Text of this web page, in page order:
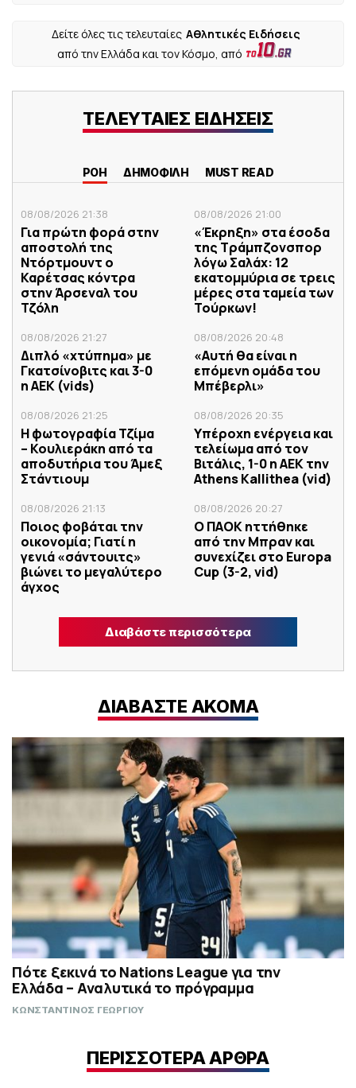
Δείτε όλες τις τελευταίες Αθλητικές Ειδήσεις
από την Ελλάδα και τον Κόσμο, από
ΤΕΛΕΥΤΑΙΕΣ ΕΙΔΗΣΕΙΣ
ΡΟΗ ΔΗΜΟΦΙΛΗ MUST READ
08/08/2026 21:38
Για πρώτη φορά στην
αποστολή της
Ντόρτμουντ ο
Καρέτσας κόντρα
στην Άρσεναλ του
Τζόλη
08/08/2026 21:27
Διπλό «χτύπημα» με
Γκατσίνοβιτς και 3-0
η ΑΕΚ (vids)
08/08/2026 21:25
Η φωτογραφία Τζίμα
– Κουλιεράκη από τα
αποδυτήρια του Άμεξ
Στάντιουμ
08/08/2026 21:13
Ποιος φοβάται την
οικονομία; Γιατί η
γενιά «σάντουιτς»
βιώνει το μεγαλύτερο
άγχος
08/08/2026 21:00
«Έκρηξη» στα έσοδα
της Τράμπζονσπορ
λόγω Σαλάχ: 12
εκατομμύρια σε τρεις
μέρες στα ταμεία των
Τούρκων!
08/08/2026 20:48
«Αυτή θα είναι η
επόμενη ομάδα του
Μπέβερλι»
08/08/2026 20:35
Υπέροχη ενέργεια και
τελείωμα από τον
Βιτάλις, 1-0 η ΑΕΚ την
Athens Kallithea (vid)
08/08/2026 20:27
Ο ΠΑΟΚ ηττήθηκε
από την Μπραν και
συνεχίζει στο Europa
Cup (3-2, vid)
Διαβάστε περισσότερα
ΔΙΑΒΑΣΤΕ ΑΚΟΜΑ
Πότε ξεκινά το Nations League για την
Ελλάδα – Αναλυτικά το πρόγραμμα
ΚΩΝΣΤΑΝΤΙΝΟΣ ΓΕΩΡΓΙΟΥ
ΠΕΡΙΣΣΟΤΕΡΑ ΑΡΘΡΑ